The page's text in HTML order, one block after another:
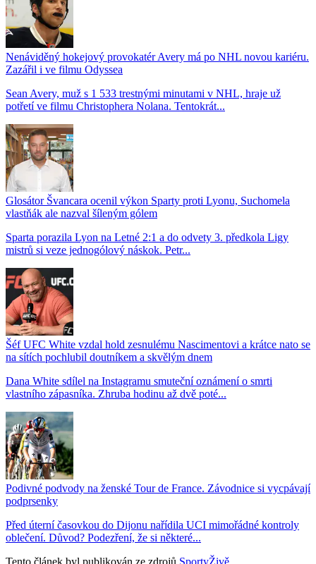
Nenáviděný hokejový provokatér Avery má po NHL novou kariéru.
Zazářil i ve filmu Odyssea
Sean Avery, muž s 1 533 trestnými minutami v NHL, hraje už
potřetí ve filmu Christophera Nolana. Tentokrát...
Glosátor Švancara ocenil výkon Sparty proti Lyonu, Suchomela
vlastňák ale nazval šíleným gólem
Sparta porazila Lyon na Letné 2:1 a do odvety 3. předkola Ligy
mistrů si veze jednogólový náskok. Petr...
Šéf UFC White vzdal hold zesnulému Nascimentovi a krátce nato se
na sítích pochlubil doutníkem a skvělým dnem
Dana White sdílel na Instagramu smuteční oznámení o smrti
vlastního zápasníka. Zhruba hodinu až dvě poté...
Podivné podvody na ženské Tour de France. Závodnice si vycpávají
podprsenky
Před úterní časovkou do Dijonu nařídila UCI mimořádné kontroly
oblečení. Důvod? Podezření, že si některé...
Tento článek byl publikován ze zdrojů SportyŽivě